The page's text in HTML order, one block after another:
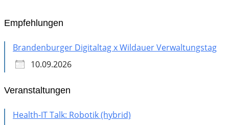
Empfehlungen
Brandenburger Digitaltag x Wildauer Verwaltungstag
10.09.2026
Veranstaltungen
Health-IT Talk: Robotik (hybrid)